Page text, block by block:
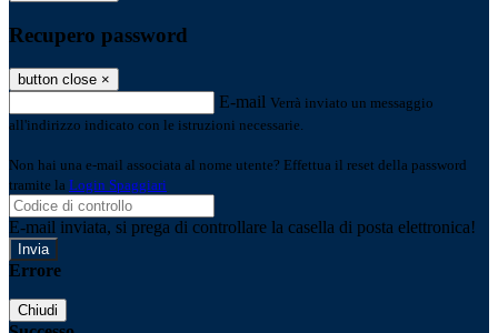
Recupero password
button close ×
E-mail Verrà inviato un messaggio
all'indirizzo indicato con le istruzioni necessarie.
Non hai una e-mail associata al nome utente? Effettua il reset della password
tramite la Login Spaggiari
E-mail inviata, si prega di controllare la casella di posta elettronica!
Errore
Chiudi